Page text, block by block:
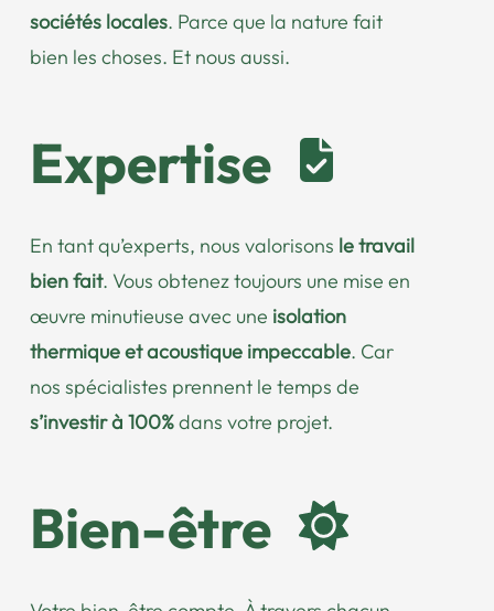
sociétés locales. Parce que la nature fait
bien les choses. Et nous aussi.
Expertise
En tant qu’experts, nous valorisons le travail
bien fait. Vous obtenez toujours une mise en
œuvre minutieuse avec une isolation
thermique et acoustique impeccable. Car
nos spécialistes prennent le temps de
s’investir à 100%dans votre projet.
Bien-être